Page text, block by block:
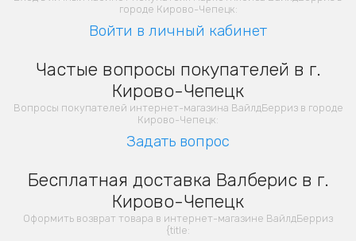
городе Кирово-Чепецк:
Войти в личный кабинет
Частые вопросы покупателей в г.
Кирово-Чепецк
Вопросы покупателей интернет-магазина ВайлдБерриз в городе
Кирово-Чепецк:
Задать вопрос
Бесплатная доставка Валберис в г.
Кирово-Чепецк
Оформить возврат товара в интернет-магазине ВайлдБерриз
{title: